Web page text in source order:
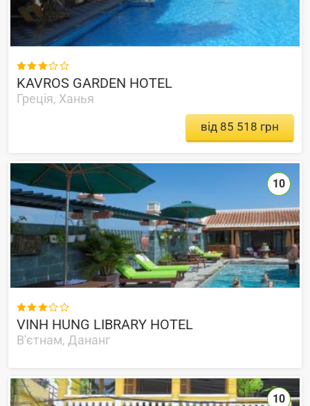

KAVROS GARDEN HOTEL
Греція, Ханья
від 85 518 грн

VINH HUNG LIBRARY HOTEL
В'єтнам, Дананг
10
10